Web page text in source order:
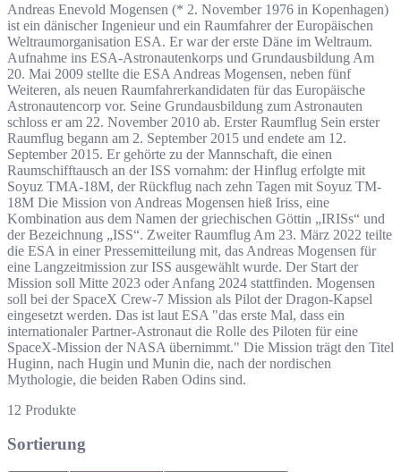
Andreas Enevold Mogensen (* 2. November 1976 in Kopenhagen)
ist ein dänischer Ingenieur und ein Raumfahrer der Europäischen
Weltraumorganisation ESA. Er war der erste Däne im Weltraum.
Aufnahme ins ESA-Astronautenkorps und Grundausbildung Am
20. Mai 2009 stellte die ESA Andreas Mogensen, neben fünf
Weiteren, als neuen Raumfahrerkandidaten für das Europäische
Astronautencorp vor. Seine Grundausbildung zum Astronauten
schloss er am 22. November 2010 ab. Erster Raumflug Sein erster
Raumflug begann am 2. September 2015 und endete am 12.
September 2015. Er gehörte zu der Mannschaft, die einen
Raumschifftausch an der ISS vornahm: der Hinflug erfolgte mit
Soyuz TMA-18M, der Rückflug nach zehn Tagen mit Soyuz TM-
18M Die Mission von Andreas Mogensen hieß Iriss, eine
Kombination aus dem Namen der griechischen Göttin „IRISs“ und
der Bezeichnung „ISS“. Zweiter Raumflug Am 23. März 2022 teilte
die ESA in einer Pressemitteilung mit, das Andreas Mogensen für
eine Langzeitmission zur ISS ausgewählt wurde. Der Start der
Mission soll Mitte 2023 oder Anfang 2024 stattfinden. Mogensen
soll bei der SpaceX Crew-7 Mission als Pilot der Dragon-Kapsel
eingesetzt werden. Das ist laut ESA "das erste Mal, dass ein
internationaler Partner-Astronaut die Rolle des Piloten für eine
SpaceX-Mission der NASA übernimmt." Die Mission trägt den Titel
Huginn, nach Hugin und Munin die, nach der nordischen
Mythologie, die beiden Raben Odins sind.
12 Produkte
Sortierung